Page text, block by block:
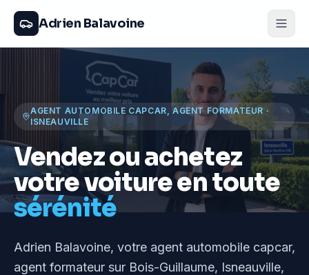
Adrien Balavoine
AGENT AUTOMOBILE CAPCAR, AGENT FORMATEUR ·
ISNEAUVILLE
Vendez ou achetez
votre voiture en toute
sérénité
Adrien Balavoine, votre agent automobile capcar,
agent formateur sur Bois-Guillaume, Isneauville,